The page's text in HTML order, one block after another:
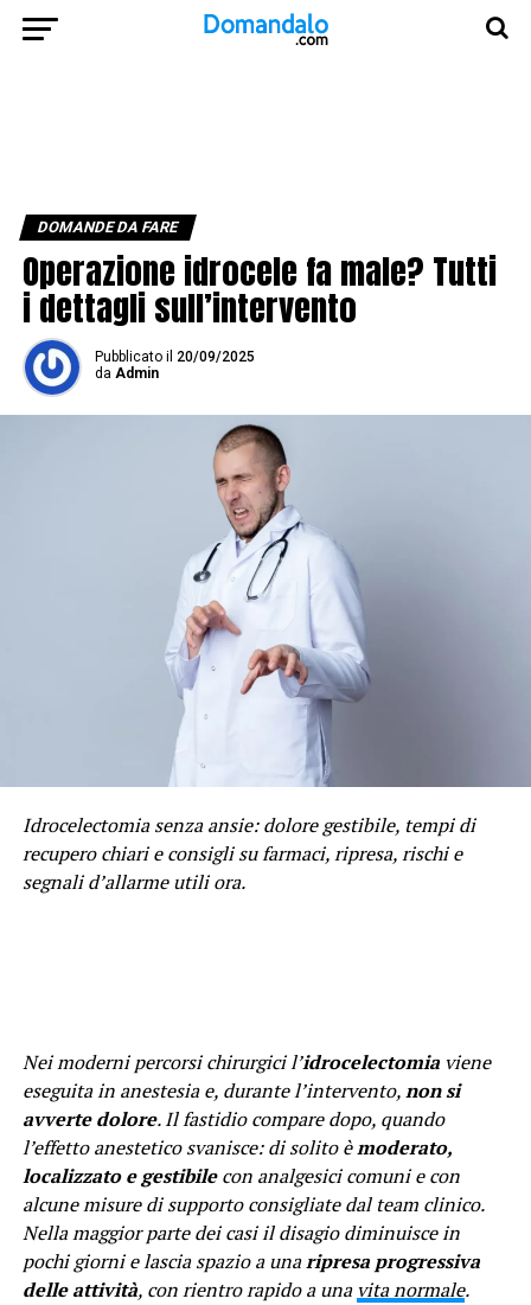
DOMANDE DA FARE
Operazione idrocele fa male​? Tutti
i dettagli sull’intervento
Pubblicato il 20/09/2025
da Admin
Idrocelectomia senza ansie: dolore gestibile, tempi di
recupero chiari e consigli su farmaci, ripresa, rischi e
segnali d’allarme utili ora.
Nei moderni percorsi chirurgici l’idrocelectomiaviene
eseguita in anestesia e, durante l’intervento,non si
avverte dolore. Il fastidio compare dopo, quando
l’effetto anestetico svanisce: di solito èmoderato,
localizzato e gestibilecon analgesici comuni e con
alcune misure di supporto consigliate dal team clinico.
Nella maggior parte dei casi il disagio diminuisce in
pochi giorni e lascia spazio a unaripresa progressiva
delle attività, con rientro rapido a unavita normale.